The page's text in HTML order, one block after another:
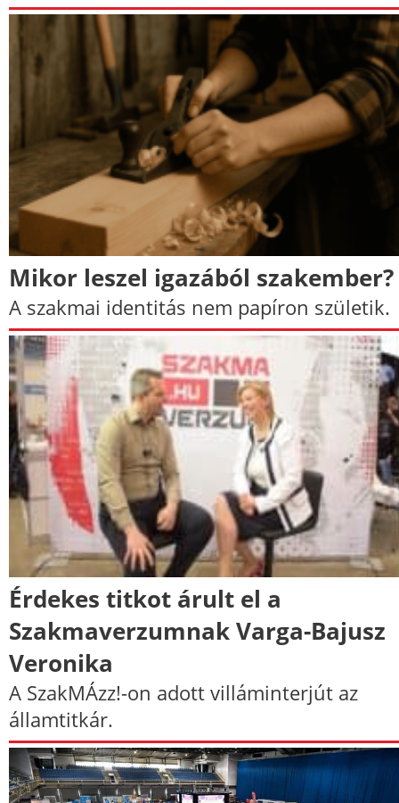
Mikor leszel igazából szakember?
A szakmai identitás nem papíron születik.
Érdekes titkot árult el a
Szakmaverzumnak Varga-Bajusz
Veronika
A SzakMÁzz!-on adott villáminterjút az
államtitkár.